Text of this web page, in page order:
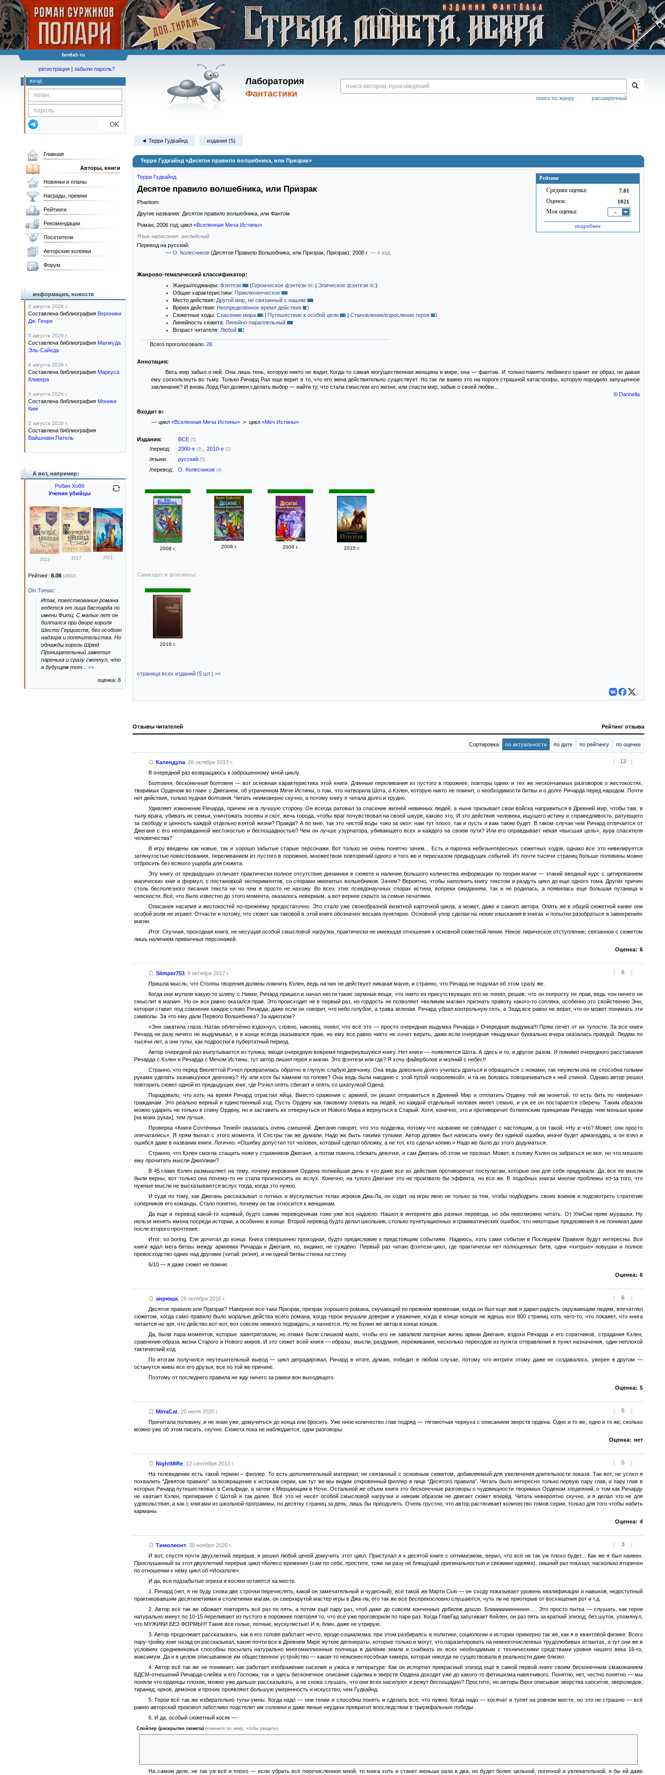
fantlab ru
Лаборатория
Фантастики
расширенный
поиск по жанру
регистрация | забыли пароль?
вход
OK
◄ Терри Гудкайнд издания (5)
Терри Гудкайнд «Десятое правило волшебника, или Призрак»
Рейтинг
Средняя оценка: 7.81
Оценок: 1021
Моя оценка: -
подробнее
Терри Гудкайнд
Десятое правило волшебника, или Призрак
Phantom
Другие названия: Десятое правило волшебника, или Фантом
Роман, 2006 год; цикл «Вселенная Меча Истины»
Язык написания: английский
Перевод на русский:
— О. Колесников (Десятое Правило Волшебника, или Призрак; Призрак); 2008 г. — 4 изд.
Жанрово-тематический классификатор:
Жанры/поджанры: Фэнтези (Героическое фэнтези | Эпическое фэнтези
)
Общие характеристики: Приключенческое
Место действия: Другой мир, не связанный с нашим
Время действия: Неопределённое время действия
Сюжетные ходы: Спасение мира | Путешествие к особой цели | Становление/взросление героя
Линейность сюжета: Линейно-параллельный
Возраст читателя: Любой
Всего проголосовало: 26
Аннотация:
Весь мир забыл о ней. Она лишь тень, которую никто не видит. Когда-то самая могущественная женщина в мире, она — фантом. И только память любимого хранит ее образ, не давая
ему соскользнуть во тьму. Только Ричард Рал еще верит в то, что его жена действительно существует. Но так ли важно это на пороге страшной катастрофы, которую породило запущенное
заклинание? И вновь Лорд Рал должен сделать выбор — найти ту, что стала смыслом его жизни, или спасти мир, забыв о своей любви...
© Darinella
Входит в:
— цикл «Вселенная Меча Истины»> цикл «Меч Истины»
Издания: ВСЕ (5)
/период: 2000-е (3) 2010-е (2)
/языки: русский (5)
/перевод: О. Колесников (4)
2008 г. 2008 г. 2008 г. 2015 г.
Самиздат и фэнзины:
2016 г.
страница всех изданий (5 шт.) >>
Отзывы читателей Рейтинг отзыва
Сортировка: по актуальности по дате по рейтингу по оценке
[ 13 ]
Календула, 28 октября 2013 г.
В очередной раз возвращаюсь к заброшенному мной циклу.
Болтовня, бесконечная болтовня — вот основная характеристика этой книги. Длинные переливания из пустого в порожнее, повторы одних и тех же нескончаемых разговоров о жестокостях,
творимых Орденом во главе с Джеганем, об утраченном Мече Истины, о том, что натворила Шота, о Кэлен, которую никто не помнит, о необходимости битвы и о долге Ричарда перед народом. Почти
нет действия, только нудная болтовня. Читать неимоверно скучно, а потому книгу я читала долго и трудно.
Удивляет изменение Ричарда, причем не в лучшую сторону. Он всегда ратовал за спасение жизней невинных людей, а ныне призывает свои войска направиться в Древний мир, чтобы там, в
тылу врага, убивать их семьи, уничтожать посевы и скот, жечь города, чтобы враг почувствовал на своей шкуре, каково это. И это действия человека, ищущего истину и справедливость, ратующего
за свободу и ценность каждой отдельно взятой жизни? Правда? А по мне, так это чистой воды «око за око»: нам тут плохо, так и пусть и вам также будет. В таком случае чем Ричард отличается от
Джеганя с его неоправданной жестокостью и беспощадностью? Чем он лучше узурпатора, убивающего всех и каждого на своем пути? Или его оправдывает некая «высшая цель», аура спасителя
человечества?
В игру введены как новые, так и хорошо забытые старые персонажи. Вот только не очень понятно зачем... Есть и парочка небезынтересных сюжетных ходов, однако все это нивелируется
затянутостью повествования, переливанием из пустого в порожнее, множеством повторений одного и того же и пересказом предыдущих событий. Из почти тысячи страниц больше половины можно
отбросить без всякого ущерба для сюжета.
Эту книгу от предыдущих отличает практически полное отсутствие динамики в сюжете и наличие большого количества информации по теории магии — этакий вводный курс с цитированием
магических книг и формул, с постановкой экспериментов, со спорами именитых волшебников. Зачем? Вероятно, чтобы наполнить книгу текстом и раздуть цикл до еще одного тома. Других причин
столь бесполезного писания текста ни чо чем я просто не нахожу. Во всех этих псевдонаучных спорах истина, вопреки ожиданиям, так и не родилась, а появилась еще большая путаница и
неясности. Всё, что было известно до этого момента, оказалось неверным, а вот верное скрыто за семью печатями.
Описания насилия и жестокостей по-прежнему предостаточно. Это стало уже своеобразной визитной карточкой цикла, а может, даже и самого автора. Опять же в общей сюжетной канве они
особой роли не играют. Отчасти и потому, что сюжет как таковой в этой книге обозначен весьма пунктирно. Основной упор сделан на некие изыскания в книгах и попытки разобраться в завихрениях
магии.
Итог. Скучная, проходная книга, не несущая особой смысловой нагрузки, практически не имеющая отношения к основной сюжетной линии. Некое лирическое отступление, связанное с сюжетом
лишь наличием привычных персонажей.
Оценка: 6
[ 6 ]
Slimper753, 9 октября 2017 г.
Пришла мысль, что Столпы творения должны помнить Кэлен, ведь на них не действует никакая магия, и странно, что Ричард не подумал об этом сразу же.
Когда они мутили какую-то шляпу с Никки, Ричард пришел и начал нести такие заумные вещи, что никто из присутствующих его не понял, решив, что он попросту не прав, ведь «он ничего не
смыслит в магии». Но он все равно оказался прав. Это происходит не в первый раз, но гордость не позволяет «великим магам» признать правоту какого-то сопляка, особенно это свойственно Энн,
которая ставит под сомнение каждое слово Ричарда, даже если он говорит, что небо голубое, а трава зеленая. Ричард убрал контрольную сеть, а Зедд все равно не верит, что он может понимать эти
символы. За что ему дали Первого Волшебника? За идиотизм?
«Энн закатила глаза. Натан облегчённо вздохнул, словно, наконец, понял, что всё это — просто очередная выдумка Ричарда.» Очередная выдумка!!! Прям печёт от их тупости. За все книги
Ричард ни разу ничего не выдумывал, и в конце всегда оказывался прав, но ему все равно никто не хочет верить, даже если очередная «выдумка» буквально вчера оказалась правдой. Людям по
тысячи лет, а они тупы, как подростки в пубертатный период.
Автор очередной раз выпутывается из тупика, вводя очередную вовремя подвернувшуюся книгу. Нет книги — появляется Шота. А здесь и то, и другое разом. И помимо очередного расставания
Ричарда с Кэлен и Ричарда с Мечом Истины, тут автор лишил героя и магии. Это фэнтези или где? Я хочу файерболов и молний с небес!!
Странно, что перед Виолеттой Рэчел превратилась обратно в глупую слабую девчонку. Она ведь довольно долго училась драться и обращаться с ножами, так неужели она не способна голыми
руками уделать зазнавшуюся девчонку? Ну или хотя бы камнем по голове? Она ведь была наедине с этой тупой «королевкой», и та не боялась поворачиваться к ней спиной. Однако автор решил
повторить сюжет одной из предыдущих книг, где Рэчел опять сбегает и опять со шкатулкой Одена.
Порадовало, что хоть на время Ричард отрастил яйца. Вместо сражения с армией, он решил отправиться в Древний Мир и отплатить Ордену той же монетой, то есть бить по «мирным»
гражданам. Это реально верный и единственный ход. Пусть Ордену как таковому плевать на людей, но каждый отдельный человек имеет семью, и уж ее он постарается сберечь. Таким образом
можно ударить не только в спину Ордену, но и заставить их отвернуться от Нового Мира и вернуться в Старый. Хотя, конечно, это и противоречит бэтменским принципам Ричарда: чем меньше крови
[на моих руках], тем лучше.
Проверка «Книги Сочтённых Теней» оказалась очень смешной. Джеганю говорят, что это подделка, потому что название не совпадает с настоящим, а он такой: «Ну и что? Может, они просто
опечатались». Я прям выпал с этого момента. И Сестры так же думали. Надо же быть такими тупыми. Автор должен был написать книгу без единой ошибки, иначе будет армагеддец, а он взял и
ошибся даже в названии книги. Логично. «Ошибку допустил тот человек, который сделал обложку, а не тот, кто сделал копию.» Надо же было до этого додуматься.
Странно, что Кэлен смогла стащить ножи у стражников Джеганя, а потом помочь сбежать девочке, и сам Джегань об этом не прознал. Может, в голову Кэлен он забраться не мог, но что мешало
ему прочитать мысли Джиллиан?
В 45 главе Кэлен размышляет на тему, почему верования Ордена полнейшая дичь и что даже все их действия противоречат постулатам, которые они для себя придумали. Да, все ее мысли
были верны, вот только она почему-то не стала произносить их вслух. Конечно, на тупого Джеганя это не произвело бы эффекта, но все же. В подобных книгах многие проблемы из-за того, что
нужные мысли не высказываются вслух тогда, когда это нужно.
И судя по тому, как Джегань рассказывал о потных и мускулистых телах игроков Джа-Ла, он ходит на игры явно не только за тем, чтобы подбодрить своих воинов и подсмотреть стратегию
соперников его команды. Стало понятно, почему он так относится к женщинам.
Да еще и перевод какой-то корявый, будто самим переводчикам тоже уже все надоело. Нашел в интернете два разных перевода, но оба невозможно читать. От УлиСии прям мурашки. Ну
нельзя менять имена посреди истории, а особенно в конце. Второй перевод будто делал школьник, столько пунктуационных и грамматических ошибок, что некоторые предложения я не понимал даже
после второго прочтения.
Итог: so boring. Еле дочитал до конца. Книга совершенно проходная, будто предисловие к предстоящим событиям. Надеюсь, хоть сами события в Последнем Правиле будут интересны. Все
книги ждал мега битвы между армиями Ричарда и Джеганя, но, видимо, не суждено. Первый раз читаю фэнтези-цикл, где практически нет полноценных битв, одни «хитрые» ловушки и полное
превосходство одних над другими (читай: резня), и ни одной битвы стенка на стену.
6/10 — я даже сюжет не помню
Оценка: 6
[ 6 ]
анрюша, 26 октября 2016 г.
Десятое правило или Призрак? Наверное все-таки Призрак, призрак хорошего романа, скучающий по прежним временам, когда он был еще жив и дарил радость окружающим людям, впечатлял
сюжетом, когда само правило было моралью действа всего романа, когда герои внушали доверие и уважение, когда в конце концов не ждешь все 800 страниц хоть чего-то, что покажет, что книга
читается не зря, что действо вот-вот, вот совсем немного подождать, и начнется. Ну не Бунин же автор в конце концов.
Да, были пара моментов, которые заинтриговали, но пламя были слишком мало, чтобы его не завалили лагерная жизнь армии Джеганя, вздохи Ричарда и его соратников, страдания Кэлен,
сравнение образа жизни Старого и Нового миров. И это сюжет всей книги — образы, мысли, раздумия, переживания, несколько переходов из пункта отправления в пункт назначения, один неплохой
тактический ход.
По итогам получился неутешительный вывод — цикл деградировал, Ричард в итоге, думаю, победит в любом случае, потому что интриги этому даже не создавалось, уверен в другом —
останутся живы все его друзья, все по той же причине.
Поэтому от последнего правила не жду ничего за рамки вон выходящего.
Оценка: 5
[ 5 ]
MirraCat, 20 июля 2020 г.
Прочитала половину, и не знаю уже, домучиться до конца или бросить. Уже нное количество глав подряд — тягомотная чернуха с описанием зверств ордена. Одно и то же, одно и то же, сколько
можно уже об этом писать, скучно. Сюжета пока не наблюдается, одни разговоры.
Оценка: нет
[ 5 ]
NightMiRe, 12 сентября 2013 г.
На телевидении есть такой термин – филлер. То есть дополнительный материал, не связанный с основным сюжетом, добавляемый для увеличения длительности показа. Так вот, не успел я
похвалить “Девятое правило” за возвращение к истокам серии, как тут же мы видим откровенный филлер в лице “Десятого правила”. Читать было интересно только первую пару глав, и пару глав в
которых Ричард путешествовал в Сильфиде, а затем к Мерцающим в Ночи. Остальной же объем книги это бесконечные разговоры о чудовищности творимых Орденом злодеяний, о том как Ричарду
не хватает Кэлен, препирания с Шотой и так далее. Всё это не несёт особой смысловой нагрузки и никоим образом не двигает сюжет вперёд. Читать невероятно скучно, и я делал это не для
удовольствия, а как с книгами из школьной программы, по десятку страниц за день, лишь бы преодолеть. Очень грустно, что автор растягивает количество томов серии, только для того чтобы набить
карманы.
Оценка: 4
[ 3 ]
Тимолеонт, 30 ноября 2020 г.
И вот, спустя почти двухлетний перерыв, я решил любой ценой домучить этот цикл. Приступал я к десятой книге с оптимизмом, верил, что всё не так уж плохо будет... Как же я был наивен.
Прослушанный за этот двухлетний перерыв цикл «Колесо времени» (сам по себе, простите, тоже ни разу не блещущий оригинальностью и свежими идеями), лишний раз показал, насколько вторичен
по отношении к нему цикл об «Искателе».
И да, все подзабытые огрехи и косяки остаются на месте.
1. Ричард (нет, я не буду снова две строчки перечислять, какой он замечательный и чудесный), всё такой же Марти Сью — он сходу показывает уровень квалификации и навыков, недоступный
практиковавшим десятилетиями и столетиями магам, он сверхкрутой мастер игры в Джа-ла, его так же все беспрекословно слушаются, чуть ли не приоткрыв от восхищения рот и т.д.
2. Автор всё так же обожает повторять всё раз по пять, а потом ещё пару раз, чтоб даже до совсем конченных дебилов дошло. Блииииииинннннн..... Это просто пытка — слушать, как герои
натурально минут по 10-15 переливают из пустого в порожнее повторяя то, что все уже проговорили по паре раз. Когда ГлавГад запугивает Кейлен, он раз пять за краткий эпизод, без шуток, упомянул,
что МУЖИКИ БЕЗ ФОРМЫ!!! Такие все голые, потные, мускулистые! И я, блин, даже не утрирую.
3. Автор продолжает рассказывать, как в его голове работает нечто, вроде социализма, при этом разбираясь в политике, социологии и истории примерно так же, как я в квантовой физике. Всего
пару-тройку книг назад он рассказывал, какие почти все в Древнем Мире жуткие дегенераты, которые только и могут, что паразитировать на немногочисленных трудолюбивых атлантах, а тут они же в
условиях средневековья способны посылать натурально многомиллионные полчища в далёкие земли и снабжать их всех необходимым с техническими средствами уровня нашего века 16-го,
максимум. Да и в целом описываемое им общественное устройство — какая-то нежизнеспособная химера, которая никогда не существовала в реальности даже близко.
4. Автор всё так же не понимает, как работает изображение насилия и ужаса в литературе. Как он испортил прекрасный эпизод ещё в самой первой книге своим бесконечным смакованием
БДСМ-отношений Ричарда-слейва и его Госпожи, так и здесь бесконечное описание садизма и зверств Ордена доходит уже до какого-то фетишизма навязчивого. Понятно, нет, честно понятно — мы
поняли что орденцы плохие, можно уже дальше рассказывать, а не снова слушать, что они всех насилуют и режут беспощадно? Простите, но авторы Вахи описывая зверства хаоситов, зверолюдов,
тиранид, орков, демонов и прочих проявляют большую умеренность и искусство, чем Гудкайнд.
5. Герои всё так же избирательно тупы-умны. Когда надо — они гении и способны понять и сделать всё, что нужно. Когда надо — косячат и тупят на ровном месте, но это не страшно — всё
равно авторский произвол заботливо подстелит им соломки и даже явные неудачи превратит впоследствии в триумфальные победы.
6. И да, особый сюжетный косяк —
Спойлер (раскрытие сюжета) (кликните по нему, чтобы увидеть)
На самом деле, не так уж всё и плохо — если убрать всё перечисленное мной, то книга хоть и станет меньше раза в два, но будет более цельной, логичной и увлекательной, я бы ей даже
Главная
Авторы, книги
Новинки и планы
Награды, премии
Рейтинги
Рекомендации
Посетители
Авторские колонки
Форум
информация, новости
6 августа 2026 г.
Составлена библиография Вероники
Дж. Генри
5 августа 2026 г.
Составлена библиография Махмуда
Эль-Сайеда
4 августа 2026 г.
Составлена библиография Маркуса
Кливера
3 августа 2026 г.
Составлена библиография Моники
Ким
2 августа 2026 г.
Составлена библиография
Вайшнави Патель
А вот, например:
Робин Хобб
Ученик убийцы
2023 2017 2011
Рейтинг: 8.08 (4692)
Din Tomas:
Итак, повествование романа
ведется от лица бастарда по
имени Фитц. С малых лет он
болтался при дворе короля
Шести Герцогств, без особого
надзора и попечительства. Но
однажды король Шрюд
Проницательный заметил
паренька и сразу смекнул, что
в будущем тот
>>
оценка: 8